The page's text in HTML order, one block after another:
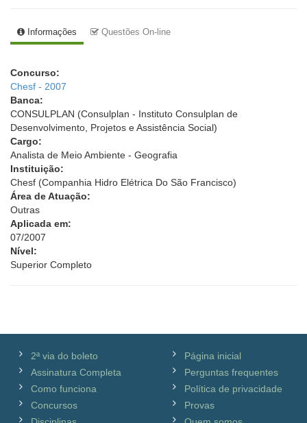
Informações Questões On-line
Concurso:
Chesf - 2007
Banca:
CONSULPLAN (Consulplan - Instituto Consulplan de
Desenvolvimento, Projetos e Assistência Social)
Cargo:
Analista de Meio Ambiente - Geografia
Instituição:
Chesf (Companhia Hidro Elétrica Do São Francisco)
Área de Atuação:
Outras
Aplicada em:
07/2007
Nível:
Superior Completo
2ª via do boleto
Assinatura Completa
Como funciona
Concursos
Página inicial
Perguntas frequentes
Política de privacidade
Provas